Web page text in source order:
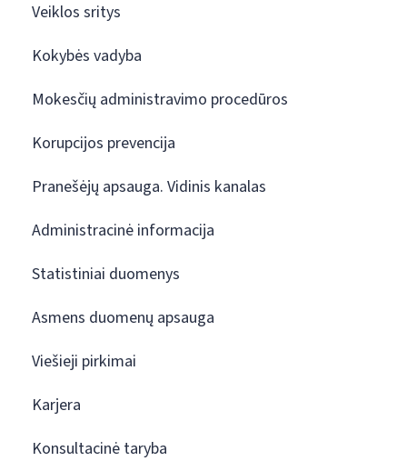
Veiklos sritys
Kokybės vadyba
Mokesčių administravimo procedūros
Korupcijos prevencija
Pranešėjų apsauga. Vidinis kanalas
Administracinė informacija
Statistiniai duomenys
Asmens duomenų apsauga
Viešieji pirkimai
Karjera
Konsultacinė taryba